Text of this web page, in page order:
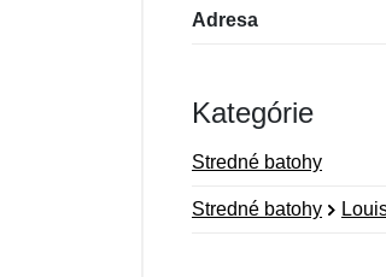
Adresa
Kategórie
Stredné batohy
Stredné batohy